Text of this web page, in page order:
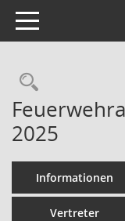
Toggle navigation
2025
Informationen
Vertreter